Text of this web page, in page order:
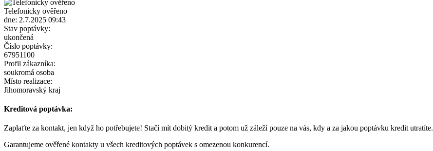
Telefonicky ověřeno
dne: 2.7.2025 09:43
Stav poptávky:
ukončená
Číslo poptávky:
67951100
Profil zákazníka:
soukromá osoba
Místo realizace:
Jihomoravský kraj
Kreditová poptávka:
Zaplaťte za kontakt, jen když ho potřebujete! Stačí mít dobitý kredit a potom už záleží pouze na vás, kdy a za jakou poptávku kredit utratíte.
Garantujeme ověřené kontakty u všech kreditových poptávek s omezenou konkurencí.